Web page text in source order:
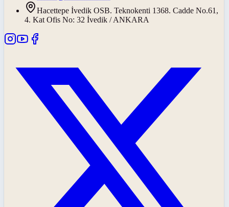
Hacettepe İvedik OSB. Teknokenti 1368. Cadde No.61,
4. Kat Ofis No: 32 İvedik / ANKARA